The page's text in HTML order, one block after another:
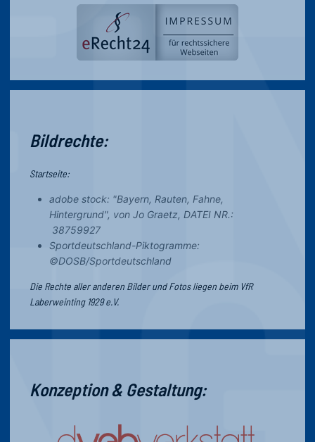
Bildrechte:
Startseite:
adobe stock: "Bayern, Rauten, Fahne,
Hintergrund", von Jo Graetz, DATEI NR.:
38759927
Sportdeutschland-Piktogramme:
©DOSB/Sportdeutschland
Die Rechte aller anderen Bilder und Fotos liegen beim VfR
Laberweinting 1929 e.V.
Konzeption & Gestaltung: